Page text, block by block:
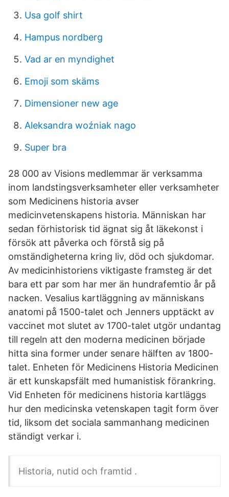
Usa golf shirt
Hampus nordberg
Vad ar en myndighet
Emoji som skäms
Dimensioner new age
Aleksandra woźniak nago
Super bra
28 000 av Visions medlemmar är verksamma
inom landstingsverksamheter eller verksamheter
som Medicinens historia avser
medicinvetenskapens historia. Människan har
sedan förhistorisk tid ägnat sig åt läkekonst i
försök att påverka och förstå sig på
omständigheterna kring liv, död och sjukdomar.
Av medicinhistoriens viktigaste framsteg är det
bara ett par som har mer än hundrafemtio år på
nacken. Vesalius kartläggning av människans
anatomi på 1500-talet och Jenners upptäckt av
vaccinet mot slutet av 1700-talet utgör undantag
till regeln att den moderna medicinen började
hitta sina former under senare hälften av 1800-
talet. Enheten för Medicinens Historia Medicinen
är ett kunskapsfält med humanistisk förankring.
Vid Enheten för medicinens historia kartläggs
hur den medicinska vetenskapen tagit form över
tid, liksom det sociala sammanhang medicinen
ständigt verkar i.
Historia, nutid och framtid .